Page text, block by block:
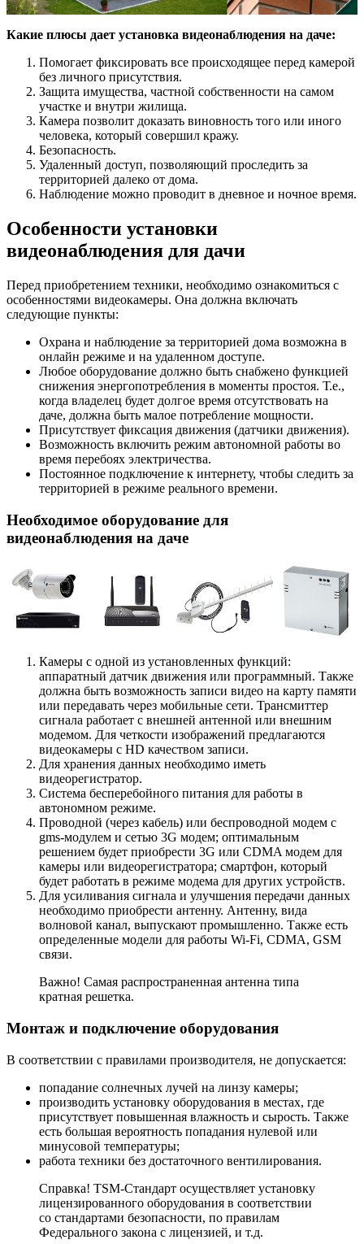
Какие плюсы дает установка видеонаблюдения на даче:
Помогает фиксировать все происходящее перед камерой
без личного присутствия.
Защита имущества, частной собственности на самом
участке и внутри жилища.
Камера позволит доказать виновность того или иного
человека, который совершил кражу.
Безопасность.
Удаленный доступ, позволяющий проследить за
территорией далеко от дома.
Наблюдение можно проводит в дневное и ночное время.
Особенности установки
видеонаблюдения для дачи
Перед приобретением техники, необходимо ознакомиться с
особенностями видеокамеры. Она должна включать
следующие пункты:
Охрана и наблюдение за территорией дома возможна в
онлайн режиме и на удаленном доступе.
Любое оборудование должно быть снабжено функцией
снижения энергопотребления в моменты простоя. Т.е.,
когда владелец будет долгое время отсутствовать на
даче, должна быть малое потребление мощности.
Присутствует фиксация движения (датчики движения).
Возможность включить режим автономной работы во
время перебоях электричества.
Постоянное подключение к интернету, чтобы следить за
территорией в режиме реального времени.
Необходимое оборудование для
видеонаблюдения на даче
Камеры с одной из установленных функций:
аппаратный датчик движения или программный. Также
должна быть возможность записи видео на карту памяти
или передавать через мобильные сети. Трансмиттер
сигнала работает с внешней антенной или внешним
модемом. Для четкости изображений предлагаются
видеокамеры с HD качеством записи.
Для хранения данных необходимо иметь
видеорегистратор.
Система бесперебойного питания для работы в
автономном режиме.
Проводной (через кабель) или беспроводной модем с
gms-модулем и сетью 3G модем; оптимальным
решением будет приобрести 3G или CDMA модем для
камеры или видеорегистратора; смартфон, который
будет работать в режиме модема для других устройств.
Для усиливания сигнала и улучшения передачи данных
необходимо приобрести антенну. Антенну, вида
волновой канал, выпускают промышленно. Также есть
определенные модели для работы Wi-Fi, CDMA, GSM
связи.
Важно! Самая распространенная антенна типа
кратная решетка.
Монтаж и подключение оборудования
В соответствии с правилами производителя, не допускается:
попадание солнечных лучей на линзу камеры;
производить установку оборудования в местах, где
присутствует повышенная влажность и сырость. Также
есть большая вероятность попадания нулевой или
минусовой температуры;
работа техники без достаточного вентилирования.
Справка! TSM-Стандарт осуществляет установку
лицензированного оборудования в соответствии
со стандартами безопасности, по правилам
Федерального закона с лицензией, и т.д.